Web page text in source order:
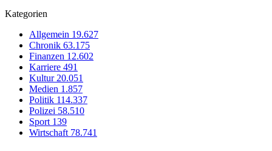
Kategorien
Allgemein 19.627
Chronik 63.175
Finanzen 12.602
Karriere 491
Kultur 20.051
Medien 1.857
Politik 114.337
Polizei 58.510
Sport 139
Wirtschaft 78.741